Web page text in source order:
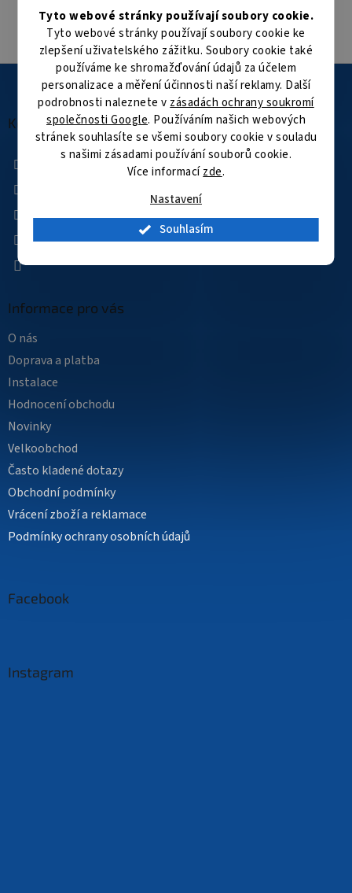
Tyto webové stránky používají soubory cookie.
Tyto webové stránky používají soubory cookie ke
zlepšení uživatelského zážitku. Soubory cookie také
používáme ke shromažďování údajů za účelem
personalizace a měření účinnosti naší reklamy. Další
podrobnosti naleznete v zásadách ochrany soukromí
společnosti Google. Používáním našich webových
stránek souhlasíte se všemi soubory cookie v souladu
s našimi zásadami používání souborů cookie.
Více informacízde.
Nastavení
Souhlasím
Velké skladové zásoby
Přes 35 000 položek skladem
Kontakt
+420 601 505 003
Informace pro vás
O nás
Doprava a platba
Instalace
Hodnocení obchodu
Novinky
Velkoobchod
Často kladené dotazy
Obchodní podmínky
Vrácení zboží a reklamace
Podmínky ochrany osobních údajů
Facebook
Instagram